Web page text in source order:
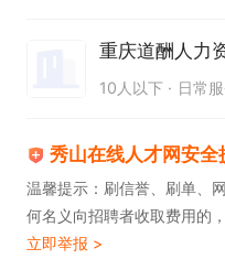
修或换房。
- 维护：定期清洁麻将
- 库存：盘点零食饮料
4. 收银与基础运营
- 协助：自助结账、续
宝。
重庆道酬人力
10人以下 日常
秀山在线人才网安全
温馨提示：刷信誉、刷单、
何名义向招聘者收取费用的
立即举报 >